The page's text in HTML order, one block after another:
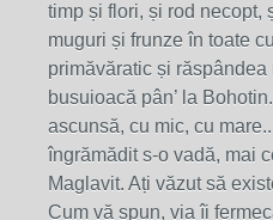
timp și flori, și rod necopt,
muguri și frunze în toate
primăvăratic și
busuioacă pân’ la
ascunsă, cu mic, cu
îngrămădit s-o vadă, mai
Maglavit. Ați văzut să
Cum vă spun, via îi